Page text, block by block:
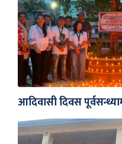
आदिवासी दिवस